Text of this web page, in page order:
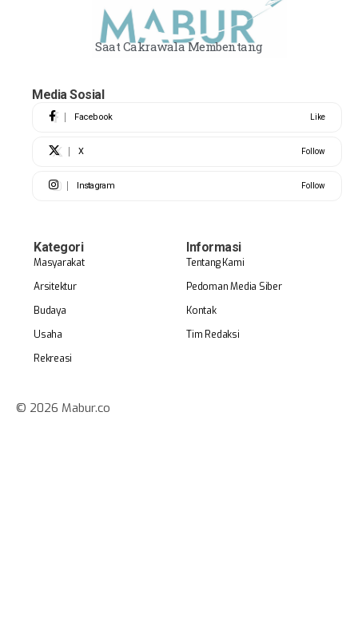
Saat Cakrawala Membentang
Media Sosial
Facebook Like
X Follow
Instagram Follow
Kategori
Masyarakat
Arsitektur
Budaya
Usaha
Rekreasi
Informasi
Tentang Kami
Pedoman Media Siber
Kontak
Tim Redaksi
© 2026 Mabur.co